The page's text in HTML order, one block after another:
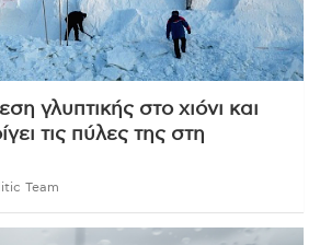
γλυπτικής στο χιόνι και
τις πύλες της στη
Team